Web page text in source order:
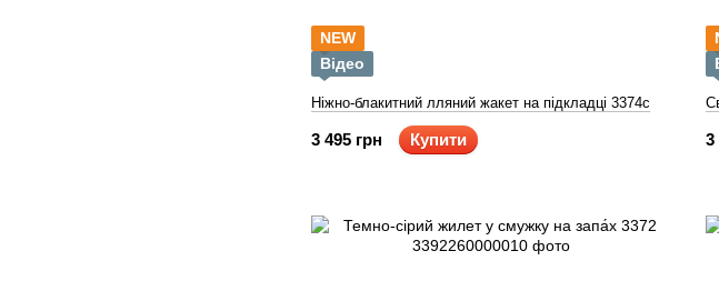
NEW
Відео
Ніжно-блакитний лляний жакет на підкладці 3374с
3 495 грн Купити 3